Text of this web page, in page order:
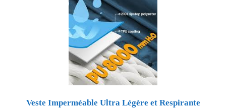
Veste Imperméable Ultra Légère et Respirante